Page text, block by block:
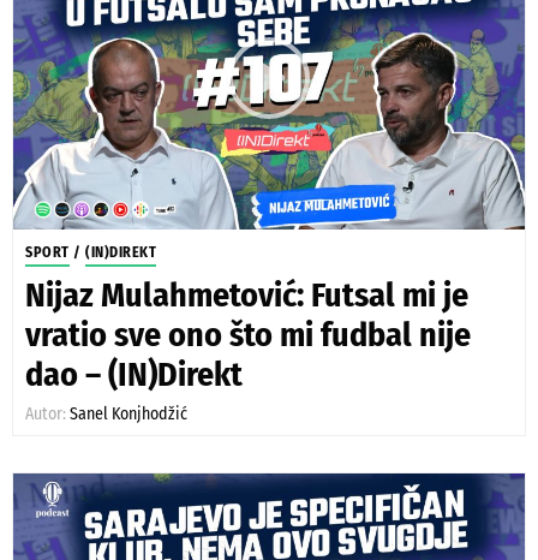
SPORT / (IN)DIREKT
Nijaz Mulahmetović: Futsal mi je
vratio sve ono što mi fudbal nije
dao – (IN)Direkt
Autor: Sanel Konjhodžić